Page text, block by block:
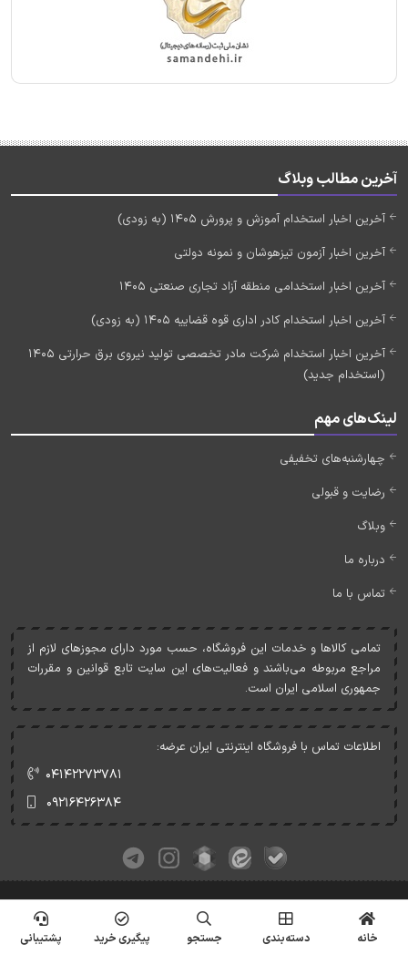
آخرین مطالب وبلاگ
آخرین اخبار استخدام آموزش و پرورش 1405 (به زودی)
آخرین اخبار آزمون تیزهوشان و نمونه دولتی
آخرین اخبار استخدامی منطقه آزاد تجاری صنعتی 1405
آخرین اخبار استخدام کادر اداری قوه قضاییه 1405 (به زودی)
آخرین اخبار استخدام شرکت مادر تخصصی تولید نیروی برق حرارتی 1405
(استخدام جدید)
لینک‌های مهم
چهارشنبه‌های تخفیفی
رضایت و قبولی
وبلاگ
درباره ما
تماس با ما
تمامی کالاها و خدمات اين فروشگاه، حسب مورد دارای مجوزهای لازم از
مراجع مربوطه می‌باشند و فعاليت‌های اين سايت تابع قوانين و مقررات
جمهوری اسلامی ايران است.
اطلاعات تماس با فروشگاه اینترنتی ایران عرضه:
۰۴۱۴۲۲۷۳۷۸۱
۰۹۲۱۶۴۲۶۳۸۴
خانه دسته‌بندی جستجو پیگیری خرید پشتیبانی